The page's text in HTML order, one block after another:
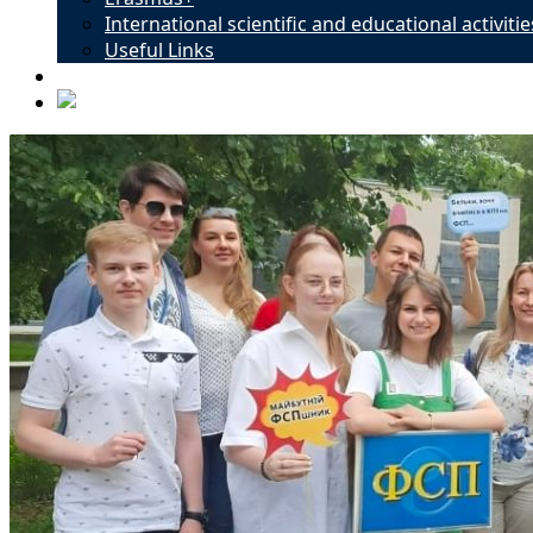
International scientific and educational
Useful Links